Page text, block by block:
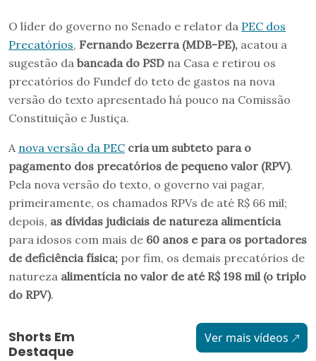
O líder do governo no Senado e relator da PEC dos
Precatórios, Fernando Bezerra (MDB-PE), acatou a
sugestão da bancada do PSD na Casa e retirou os
precatórios do Fundef do teto de gastos na nova
versão do texto apresentado há pouco na Comissão
Constituição e Justiça.
A nova versão da PEC cria um subteto para o
pagamento dos precatórios de pequeno valor (RPV).
Pela nova versão do texto, o governo vai pagar,
primeiramente, os chamados RPVs de até R$ 66 mil;
depois, as dívidas judiciais de natureza alimentícia
para idosos com mais de 60 anos e para os portadores
de deficiência física; por fim, os demais precatórios de
natureza alimentícia no valor de até R$ 198 mil (o triplo
do RPV).
Shorts Em
Destaque
Ver mais vídeos